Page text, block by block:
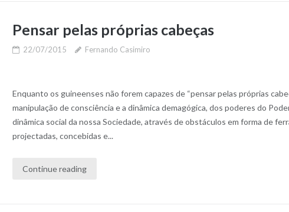
Pensar pelas próprias cabeças
22/07/2015 Fernando Casimiro
Enquanto os guineenses não forem capazes de “pensar pelas próprias
manipulação de consciência e a dinâmica demagógica, dos poderes do
dinâmica social da nossa Sociedade, através de obstáculos em forma de
projectadas, concebidas e...
Continue reading